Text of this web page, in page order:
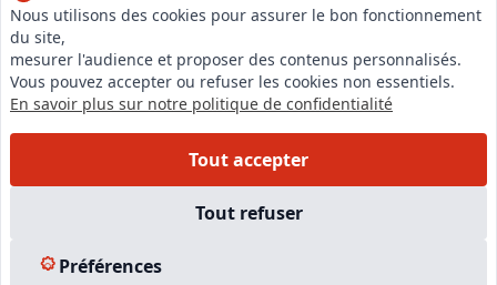
Nous utilisons des cookies pour assurer le bon fonctionnement
du site,
mesurer l'audience et proposer des contenus personnalisés.
Vous pouvez accepter ou refuser les cookies non essentiels.
En savoir plus sur notre politique de confidentialité
Tout accepter
Tout refuser
Préférences
Le C.N.E.
Membre IVSC
Logiciel
L’Expert
Tarifs
Experts Immobiliers par régions
Plan du site